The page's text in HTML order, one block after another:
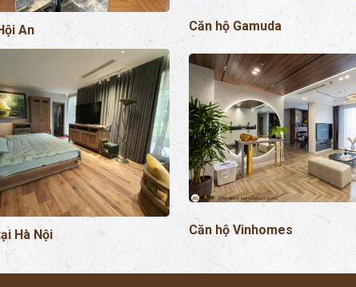
An Căn hộ Gamuda
Hà Nội Căn hộ Vinhomes